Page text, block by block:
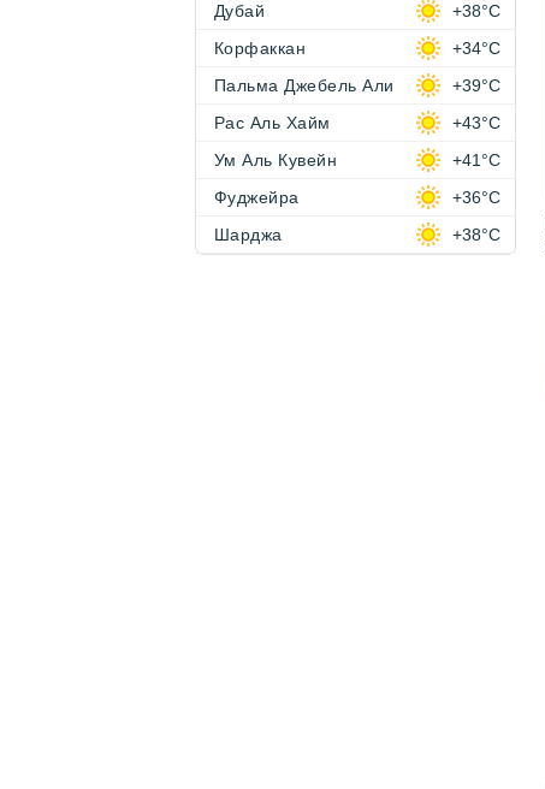
Дубай
+38°C
Корфаккан
+34°C
Пальма Джебель Али
+39°C
Рас Аль Хайм
+43°C
Ум Аль Кувейн
+41°C
Фуджейра
+36°C
Шарджа
+38°C